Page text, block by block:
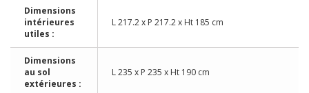
Dimensions
intérieures
utiles :
L 217.2 x P 217.2 x Ht 185 cm
Dimensions
au sol
extérieures :
L 235 x P 235 x Ht 190 cm